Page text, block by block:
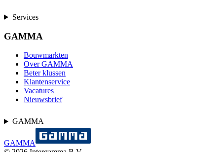
Services
GAMMA
Bouwmarkten
Over GAMMA
Beter klussen
Klantenservice
Vacatures
Nieuwsbrief
GAMMA
GAMMA